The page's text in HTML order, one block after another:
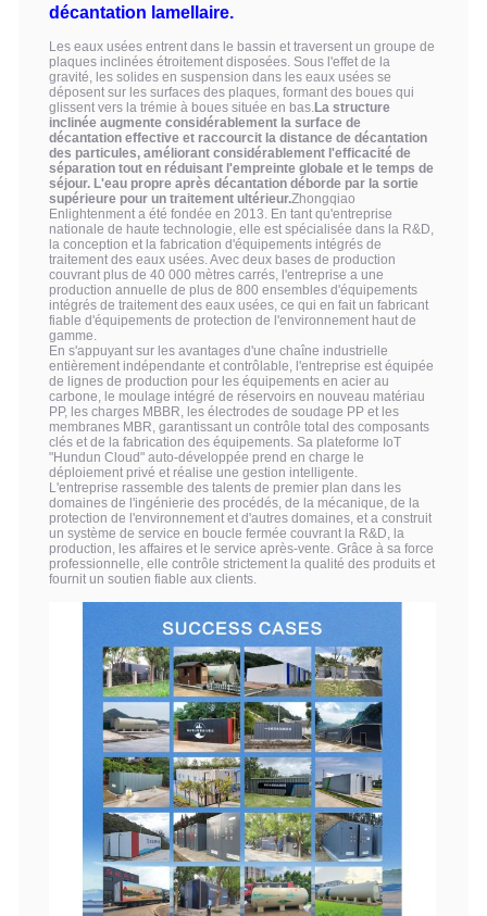
décantation lamellaire.
Les eaux usées entrent dans le bassin et traversent un groupe de
plaques inclinées étroitement disposées. Sous l'effet de la
gravité, les solides en suspension dans les eaux usées se
déposent sur les surfaces des plaques, formant des boues qui
glissent vers la trémie à boues située en bas.La structure
inclinée augmente considérablement la surface de
décantation effective et raccourcit la distance de décantation
des particules, améliorant considérablement l'efficacité de
séparation tout en réduisant l'empreinte globale et le temps de
séjour. L'eau propre après décantation déborde par la sortie
supérieure pour un traitement ultérieur.Zhongqiao
Enlightenment a été fondée en 2013. En tant qu'entreprise
nationale de haute technologie, elle est spécialisée dans la R&D,
la conception et la fabrication d'équipements intégrés de
traitement des eaux usées. Avec deux bases de production
couvrant plus de 40 000 mètres carrés, l'entreprise a une
production annuelle de plus de 800 ensembles d'équipements
intégrés de traitement des eaux usées, ce qui en fait un fabricant
fiable d'équipements de protection de l'environnement haut de
gamme.
En s'appuyant sur les avantages d'une chaîne industrielle
entièrement indépendante et contrôlable, l'entreprise est équipée
de lignes de production pour les équipements en acier au
carbone, le moulage intégré de réservoirs en nouveau matériau
PP, les charges MBBR, les électrodes de soudage PP et les
membranes MBR, garantissant un contrôle total des composants
clés et de la fabrication des équipements. Sa plateforme IoT
"Hundun Cloud" auto-développée prend en charge le
déploiement privé et réalise une gestion intelligente.
L'entreprise rassemble des talents de premier plan dans les
domaines de l'ingénierie des procédés, de la mécanique, de la
protection de l'environnement et d'autres domaines, et a construit
un système de service en boucle fermée couvrant la R&D, la
production, les affaires et le service après-vente. Grâce à sa force
professionnelle, elle contrôle strictement la qualité des produits et
fournit un soutien fiable aux clients.